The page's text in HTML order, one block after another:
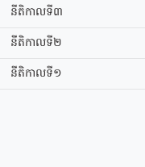
នីតិកាលទី៣
នីតិកាលទី២
នីតិកាលទី១